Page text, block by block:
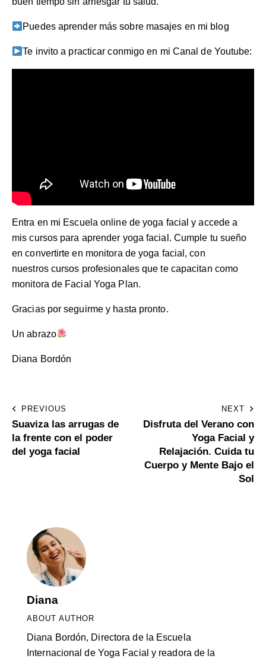
Puedes aprender más sobre masajes en mi blog
Te invito a practicar conmigo en mi Canal de Youtube:
Entra en mi Escuela online de yoga facial y accede a
mis cursos para aprender yoga facial. Cumple tu sueño
en convertirte en monitora de yoga facial, con
nuestros cursos profesionalesque te capacitan como
monitora de Facial Yoga Plan.
Gracias por seguirme y hasta pronto.
Un abrazo
Diana Bordón
PREVIOUS
Suaviza las arrugas de
la frente con el poder
del yoga facial
NEXT
Disfruta del Verano con
Yoga Facial y
Relajación. Cuida tu
Cuerpo y Mente Bajo el
Sol
Diana
ABOUT AUTHOR
Diana Bordón, Directora de la Escuela
Internacional de Yoga Facial y readora de la